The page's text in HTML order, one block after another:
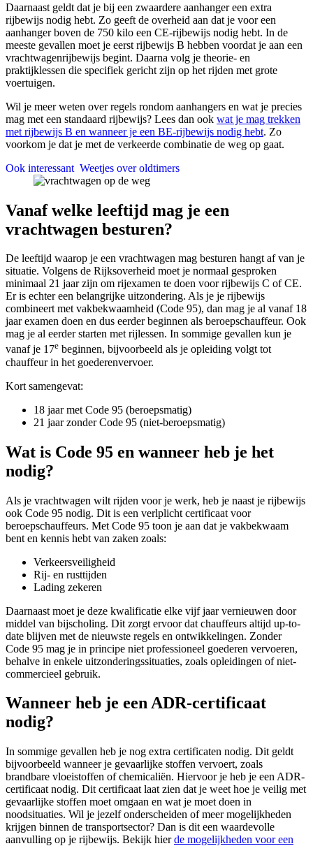
Daarnaast geldt dat je bij een zwaardere aanhanger een extra
rijbewijs nodig hebt. Zo geeft de overheid aan dat je voor een
aanhanger boven de 750 kilo een CE-rijbewijs nodig hebt. In de
meeste gevallen moet je eerst rijbewijs B hebben voordat je aan een
vrachtwagenrijbewijs begint. Daarna volg je theorie- en
praktijklessen die specifiek gericht zijn op het rijden met grote
voertuigen.
Wil je meer weten over regels rondom aanhangers en wat je precies
mag met een standaard rijbewijs? Lees dan ook wat je mag trekken
met rijbewijs B en wanneer je een BE-rijbewijs nodig hebt. Zo
voorkom je dat je met de verkeerde combinatie de weg op gaat.
Ook interessant Weetjes over oldtimers
Vanaf welke leeftijd mag je een
vrachtwagen besturen?
De leeftijd waarop je een vrachtwagen mag besturen hangt af van je
situatie. Volgens de Rijksoverheid moet je normaal gesproken
minimaal 21 jaar zijn om rijexamen te doen voor rijbewijs C of CE.
Er is echter een belangrijke uitzondering. Als je je rijbewijs
combineert met vakbekwaamheid (Code 95), dan mag je al vanaf 18
jaar examen doen en dus eerder beginnen als beroepschauffeur. Ook
mag je al eerder starten met rijlessen. In sommige gevallen kun je
vanaf je 17e beginnen, bijvoorbeeld als je opleiding volgt tot
chauffeur in het goederenvervoer.
Kort samengevat:
18 jaar met Code 95 (beroepsmatig)
21 jaar zonder Code 95 (niet-beroepsmatig)
Wat is Code 95 en wanneer heb je het
nodig?
Als je vrachtwagen wilt rijden voor je werk, heb je naast je rijbewijs
ook Code 95 nodig. Dit is een verlplicht certificaat voor
beroepschauffeurs. Met Code 95 toon je aan dat je vakbekwaam
bent en kennis hebt van zaken zoals:
Verkeersveiligheid
Rij- en rusttijden
Lading zekeren
Daarnaast moet je deze kwalificatie elke vijf jaar vernieuwen door
middel van bijscholing. Dit zorgt ervoor dat chauffeurs altijd up-to-
date blijven met de nieuwste regels en ontwikkelingen. Zonder
Code 95 mag je in principe niet professioneel goederen vervoeren,
behalve in enkele uitzonderingssituaties, zoals opleidingen of niet-
commercieel gebruik.
Wanneer heb je een ADR-certificaat
nodig?
In sommige gevallen heb je nog extra certificaten nodig. Dit geldt
bijvoorbeeld wanneer je gevaarlijke stoffen vervoert, zoals
brandbare vloeistoffen of chemicaliën. Hiervoor je heb je een ADR-
certificaat nodig. Dit certificaat laat zien dat je weet hoe je veilig met
gevaarlijke stoffen moet omgaan en wat je moet doen in
noodsituaties. Wil je jezelf onderscheiden of meer mogelijkheden
krijgen binnen de transportsector? Dan is dit een waardevolle
aanvulling op je rijbewijs. Bekijk hierde mogelijkheden voor een